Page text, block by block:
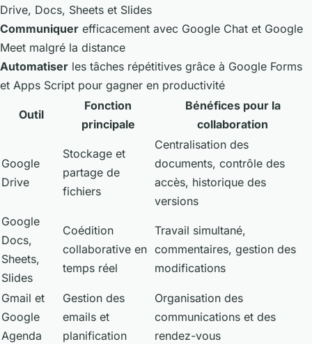
Drive, Docs, Sheets et Slides
Communiquer efficacement avec Google Chat et Google
Meet malgré la distance
Automatiser les tâches répétitives grâce à Google Forms
et Apps Script pour gagner en productivité
Outil
Fonction
principale
Bénéfices pour la
collaboration
Google
Drive
Stockage et
partage de
fichiers
Centralisation des
documents, contrôle des
accès, historique des
versions
Google
Docs,
Sheets,
Slides
Coédition
collaborative en
temps réel
Travail simultané,
commentaires, gestion des
modifications
Gmail et
Google
Agenda
Gestion des
emails et
planification
Organisation des
communications et des
rendez-vous